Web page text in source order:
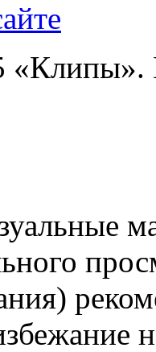
«Клипы».